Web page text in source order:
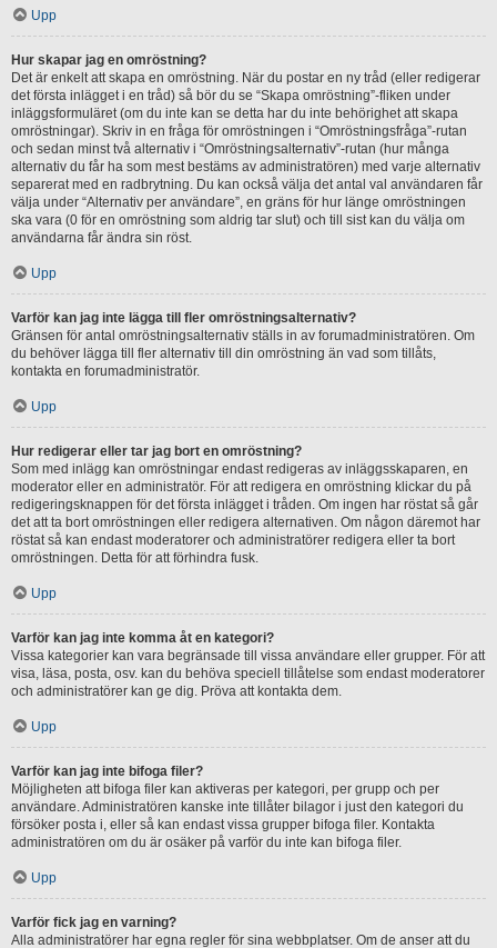
Upp
Hur skapar jag en omröstning?
Det är enkelt att skapa en omröstning. När du postar en ny tråd (eller redigerar
det första inlägget i en tråd) så bör du se “Skapa omröstning”-fliken under
inläggsformuläret (om du inte kan se detta har du inte behörighet att skapa
omröstningar). Skriv in en fråga för omröstningen i “Omröstningsfråga”-rutan
och sedan minst två alternativ i “Omröstningsalternativ”-rutan (hur många
alternativ du får ha som mest bestäms av administratören) med varje alternativ
separerat med en radbrytning. Du kan också välja det antal val användaren får
välja under “Alternativ per användare”, en gräns för hur länge omröstningen
ska vara (0 för en omröstning som aldrig tar slut) och till sist kan du välja om
användarna får ändra sin röst.
Upp
Varför kan jag inte lägga till fler omröstningsalternativ?
Gränsen för antal omröstningsalternativ ställs in av forumadministratören. Om
du behöver lägga till fler alternativ till din omröstning än vad som tillåts,
kontakta en forumadministratör.
Upp
Hur redigerar eller tar jag bort en omröstning?
Som med inlägg kan omröstningar endast redigeras av inläggsskaparen, en
moderator eller en administratör. För att redigera en omröstning klickar du på
redigeringsknappen för det första inlägget i tråden. Om ingen har röstat så går
det att ta bort omröstningen eller redigera alternativen. Om någon däremot har
röstat så kan endast moderatorer och administratörer redigera eller ta bort
omröstningen. Detta för att förhindra fusk.
Upp
Varför kan jag inte komma åt en kategori?
Vissa kategorier kan vara begränsade till vissa användare eller grupper. För att
visa, läsa, posta, osv. kan du behöva speciell tillåtelse som endast moderatorer
och administratörer kan ge dig. Pröva att kontakta dem.
Upp
Varför kan jag inte bifoga filer?
Möjligheten att bifoga filer kan aktiveras per kategori, per grupp och per
användare. Administratören kanske inte tillåter bilagor i just den kategori du
försöker posta i, eller så kan endast vissa grupper bifoga filer. Kontakta
administratören om du är osäker på varför du inte kan bifoga filer.
Upp
Varför fick jag en varning?
Alla administratörer har egna regler för sina webbplatser. Om de anser att du